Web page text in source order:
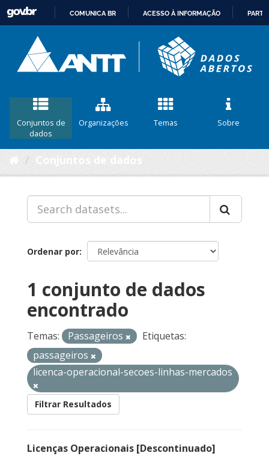
CONTEÚDO
COMUNICA BR ACESSO À INFORMAÇÃO
Conjuntos de
dados
Organizações Temas Sobre
Ordenar por
1 conjunto de dados
encontrado
Temas: Passageiros
Etiquetas:
passageiros
licenca-operacional-secoes-linhas-mercados
Filtrar Resultados
Licenças Operacionais [Descontinuado]